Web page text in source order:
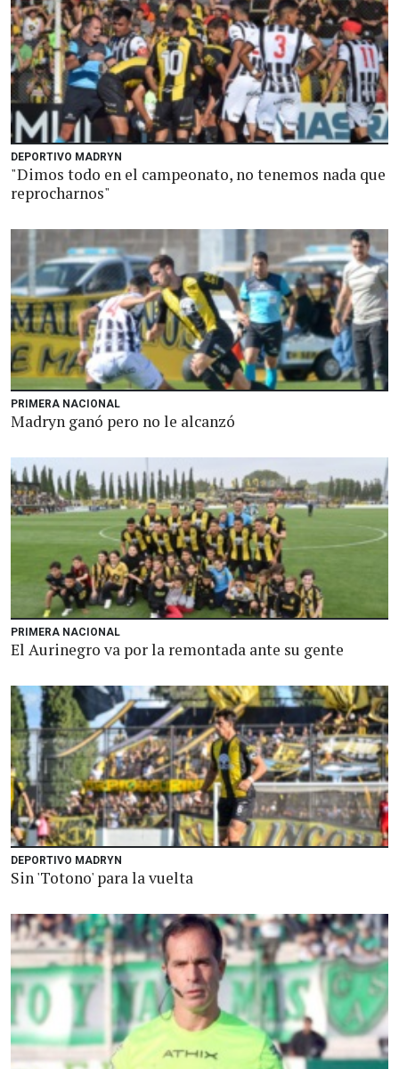
DEPORTIVO MADRYN
"Dimos todo en el campeonato, no tenemos nada que
reprocharnos"
PRIMERA NACIONAL
Madryn ganó pero no le alcanzó
PRIMERA NACIONAL
El Aurinegro va por la remontada ante su gente
DEPORTIVO MADRYN
Sin 'Totono' para la vuelta